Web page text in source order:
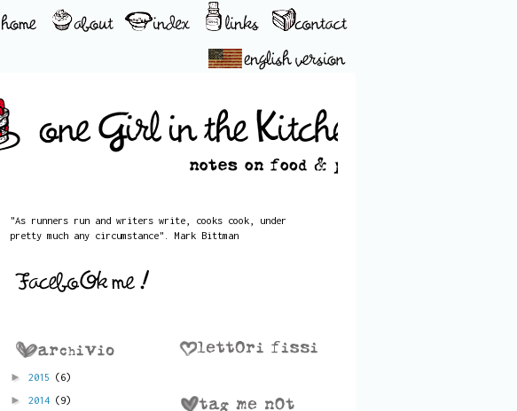
"As runners run and writers write, cooks cook, under
pretty much any circumstance". Mark Bittman
► 2015 (6)
► 2014 (9)